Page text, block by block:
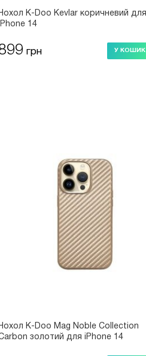
K-Doo Kevlar коричневий для
iPhone 14
грн У КОШИК
K-Doo Mag Noble Collection
золотий для iPhone 14